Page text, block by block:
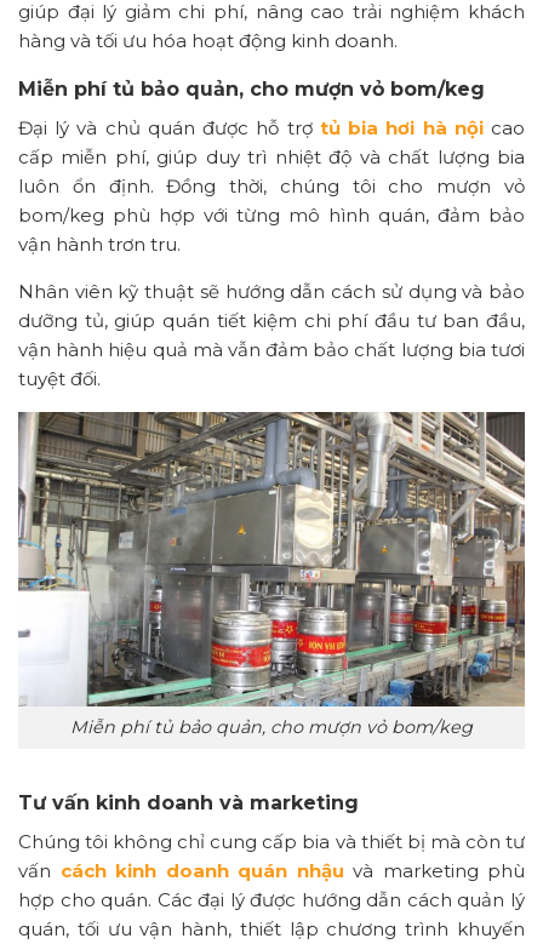
giúp đại lý giảm chi phí, nâng cao trải nghiệm khách
hàng và tối ưu hóa hoạt động kinh doanh.
Miễn phí tủ bảo quản, cho mượn vỏ bom/keg
Đại lý và chủ quán được hỗ trợ tủ bia hơi hà nộicao
cấp miễn phí, giúp duy trì nhiệt độ và chất lượng bia
luôn ổn định. Đồng thời, chúng tôi cho mượn vỏ
bom/keg phù hợp với từng mô hình quán, đảm bảo
vận hành trơn tru.
Nhân viên kỹ thuật sẽ hướng dẫn cách sử dụng và bảo
dưỡng tủ, giúp quán tiết kiệm chi phí đầu tư ban đầu,
vận hành hiệu quả mà vẫn đảm bảo chất lượng bia tươi
tuyệt đối.
Miễn phí tủ bảo quản, cho mượn vỏ bom/keg
Tư vấn kinh doanh và marketing
Chúng tôi không chỉ cung cấp bia và thiết bị mà còn tư
vấn cách kinh doanh quán nhậu và marketing phù
hợp cho quán. Các đại lý được hướng dẫn cách quản lý
quán, tối ưu vận hành, thiết lập chương trình khuyến